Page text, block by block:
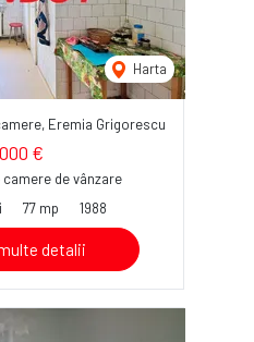
Harta
Eremia Grigorescu
€
de vânzare
77 mp 1988
detalii